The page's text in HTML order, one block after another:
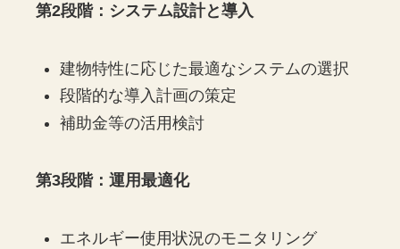
第2段階：システム設計と導入
建物特性に応じた最適なシステムの選択
段階的な導入計画の策定
補助金等の活用検討
第3段階：運用最適化
エネルギー使用状況のモニタリング